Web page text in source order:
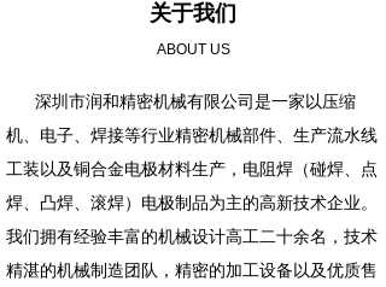
关于我们
ABOUT US
深圳市润和精密机械有限公司是一家以压缩
机、电子、焊接等行业精密机械部件、生产流水线
工装以及铜合金电极材料生产，电阻焊（碰焊、点
焊、凸焊、滚焊）电极制品为主的高新技术企业。
我们拥有经验丰富的机械设计高工二十余名，技术
精湛的机械制造团队，精密的加工设备以及优质售